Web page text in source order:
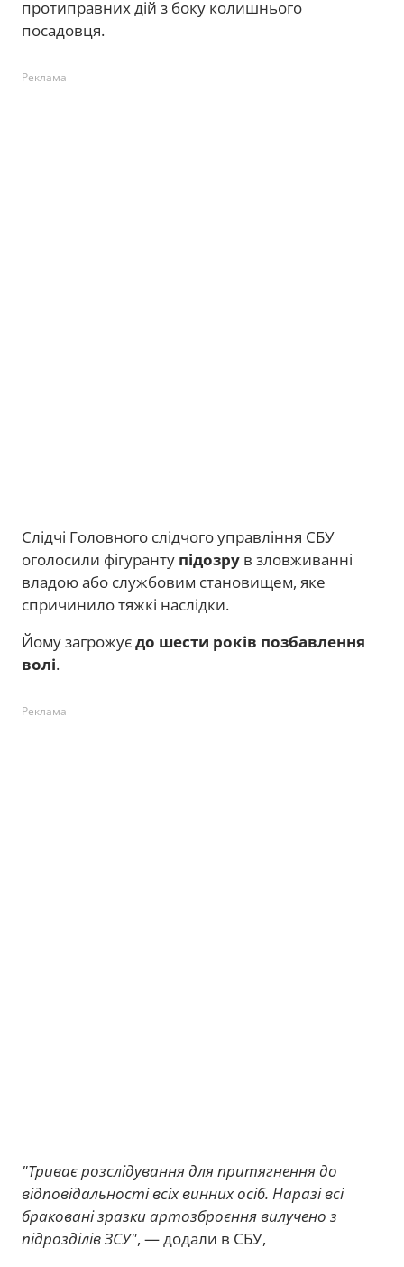
протиправних дій з боку колишнього
посадовця.
Реклама
Слідчі Головного слідчого управління СБУ
оголосили фігуранту підозру в зловживанні
владою або службовим становищем, яке
спричинило тяжкі наслідки.
Йому загрожуєдо шести років позбавлення
волі.
Реклама
"Триває розслідування для притягнення до
відповідальності всіх винних осіб. Наразі всі
браковані зразки артозброєння вилучено з
підрозділів ЗСУ", — додали в СБУ,